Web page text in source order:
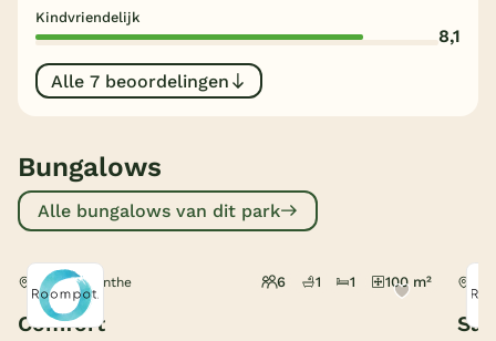
Onze e-boeken
Kindvriendelijk
8,1
Alle 7 beoordelingen
Bungalows
Alle bungalows van dit park
Borger, Drenthe 6 1 1 100 m²
Comfort